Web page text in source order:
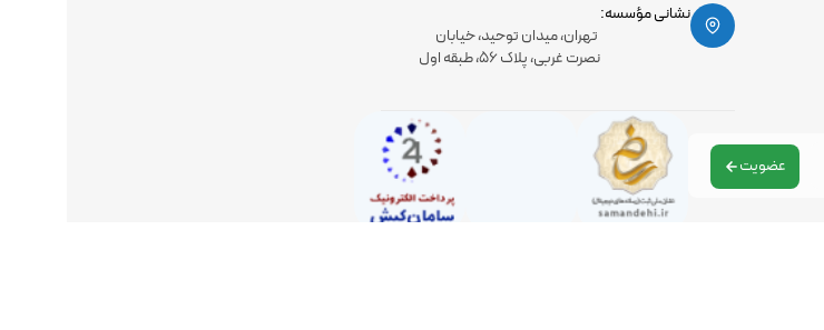
نشانی مؤسسه:
تهران، میدان توحید، خیابان
نصرت غربی، پلاک 56، طبقه اول
عضویت